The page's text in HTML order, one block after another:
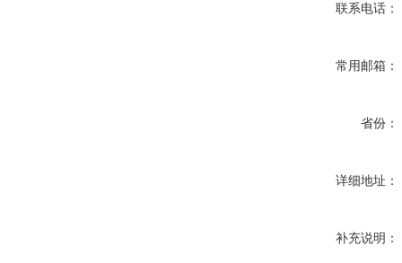
联系电话：
常用邮箱：
省份：
详细地址：
补充说明：